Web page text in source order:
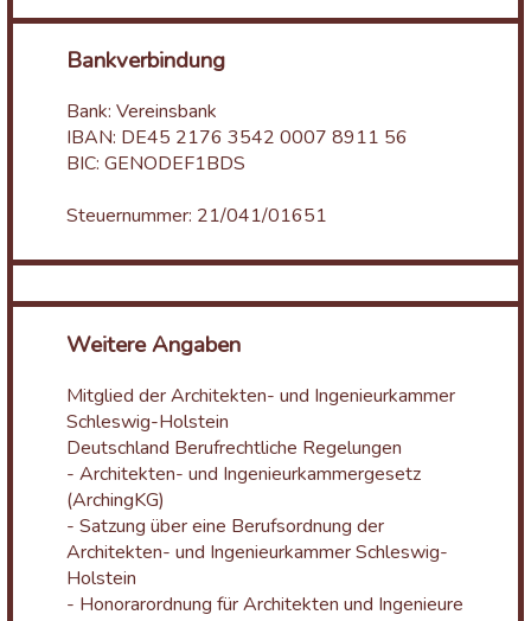
Bankverbindung
Bank: Vereinsbank
IBAN: DE45 2176 3542 0007 8911 56
BIC: GENODEF1BDS
Steuernummer: 21/041/01651
Weitere Angaben
Mitglied der Architekten- und Ingenieurkammer
Schleswig-Holstein
Deutschland Berufrechtliche Regelungen
- Architekten- und Ingenieurkammergesetz
(ArchingKG)
- Satzung über eine Berufsordnung der
Architekten- und Ingenieurkammer Schleswig-
Holstein
- Honorarordnung für Architekten und Ingenieure